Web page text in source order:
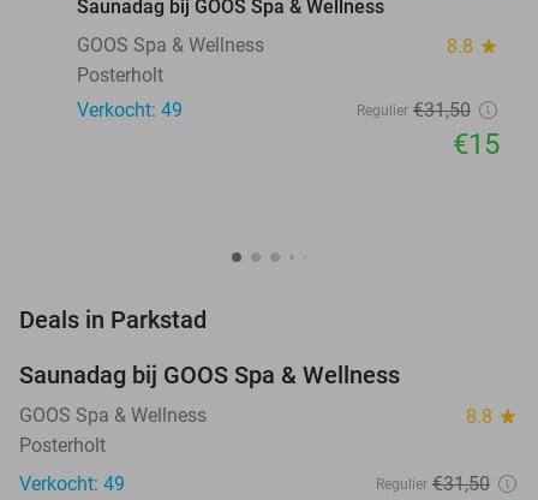
Saunadag bij GOOS Spa & Wellness
GOOS Spa & Wellness
8.8 star
Posterholt
Verkocht: 49
Regulier €31,50
€15
Deals in Parkstad
TODAY
Saunadag bij GOOS Spa & Wellness
GOOS Spa & Wellness 8.8 star
Posterholt
Verkocht: 49
Regulier €31,50